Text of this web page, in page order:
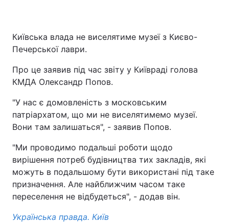
Київська влада не виселятиме музеї з Києво-
Печерської лаври.
Про це заявив під час звіту у Київраді голова
КМДА Олександр Попов.
"У нас є домовленість з московським
патріархатом, що ми не виселятимемо музеї.
Вони там залишаться", - заявив Попов.
"Ми проводимо подальші роботи щодо
вирішення потреб будівництва тих закладів, які
можуть в подальшому бути використані під таке
призначення. Але найближчим часом таке
переселення не відбудеться", - додав він.
Українська правда. Київ